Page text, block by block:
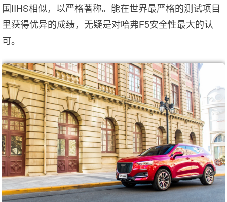
国IIHS相似，以严格著称。能在世界最严格的测试项目
里获得优异的成绩，无疑是对哈弗F5安全性最大的认
可。